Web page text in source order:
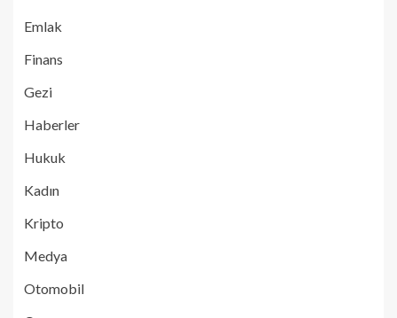
Emlak
Finans
Gezi
Haberler
Hukuk
Kadın
Kripto
Medya
Otomobil